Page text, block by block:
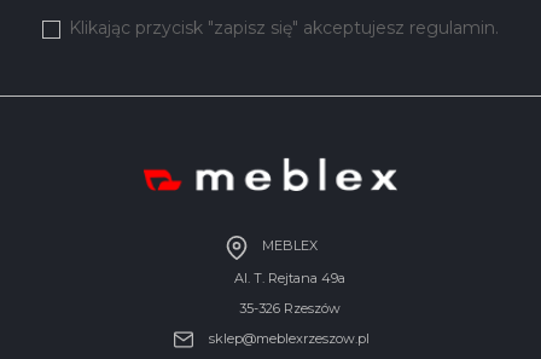
Klikając przycisk "zapisz się" akceptujesz regulamin.
MEBLEX
Al. T. Rejtana 49a
35-326 Rzeszów
sklep@meblexrzeszow.pl